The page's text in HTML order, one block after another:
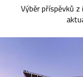
Výběr příspěvků